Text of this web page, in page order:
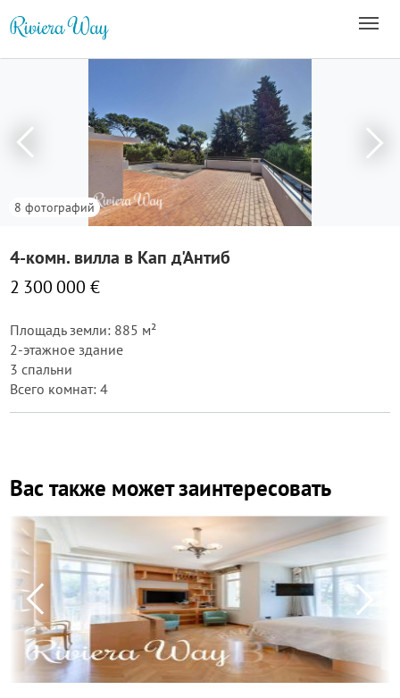
8 фотографий
4-комн. вилла в Кап д'Антиб
2 300 000 €
Площадь земли: 885 м²
2-этажное здание
3 спальни
Всего комнат: 4
Вас также может заинтересовать